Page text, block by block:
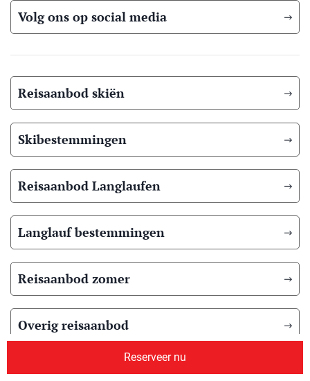
Reserveer nu
Volg ons op social media
Reisaanbod skiën
Skibestemmingen
Reisaanbod Langlaufen
Langlauf bestemmingen
Reisaanbod zomer
Overig reisaanbod
Over ons